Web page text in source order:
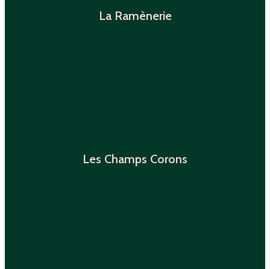
La Ramènerie
Les Champs Corons